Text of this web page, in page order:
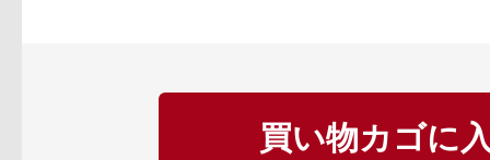
買い物カゴに